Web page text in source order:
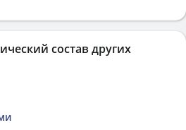
состав других